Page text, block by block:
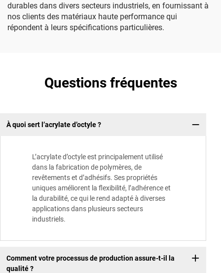
durables dans divers secteurs industriels, en fournissant à
nos clients des matériaux haute performance qui
répondent à leurs spécifications particulières.
Questions fréquentes
À quoi sert l’acrylate d’octyle ?
L’acrylate d’octyle est principalement utilisé
dans la fabrication de polymères, de
revêtements et d’adhésifs. Ses propriétés
uniques améliorent la flexibilité, l’adhérence et
la durabilité, ce qui le rend adapté à diverses
applications dans plusieurs secteurs
industriels.
Comment votre processus de production assure-t-il la
qualité ?